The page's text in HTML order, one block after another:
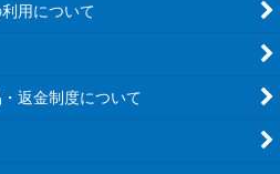
用について
返金制度について